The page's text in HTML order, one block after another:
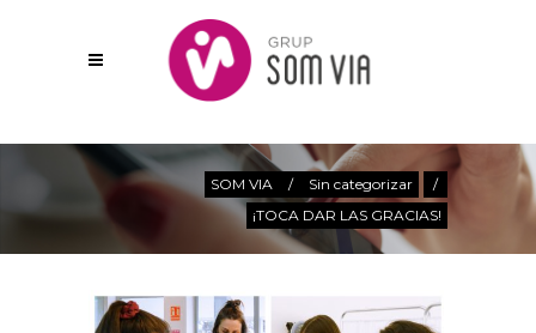
SOM VIA / Sin categorizar
/
¡TOCA DAR LAS GRACIAS!
Actualitat